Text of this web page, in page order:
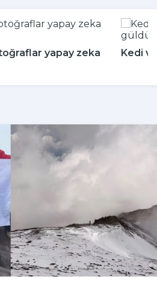
yapay zeka
Kedi